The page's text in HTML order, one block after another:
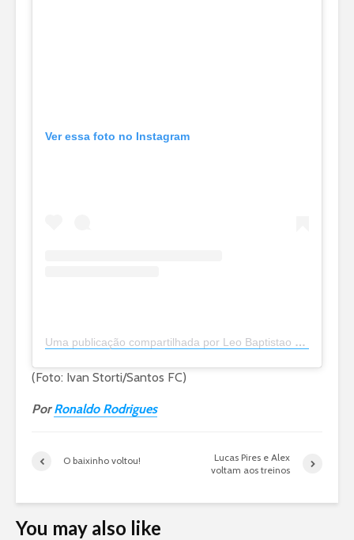
Ver essa foto no Instagram
Uma publicação compartilhada por Leo Baptistao (@leobaptistao)
(Foto: Ivan Storti/Santos FC)
PorRonaldo Rodrigues
O baixinho voltou!
Lucas Pires e Alex
voltam aos treinos
You may also like